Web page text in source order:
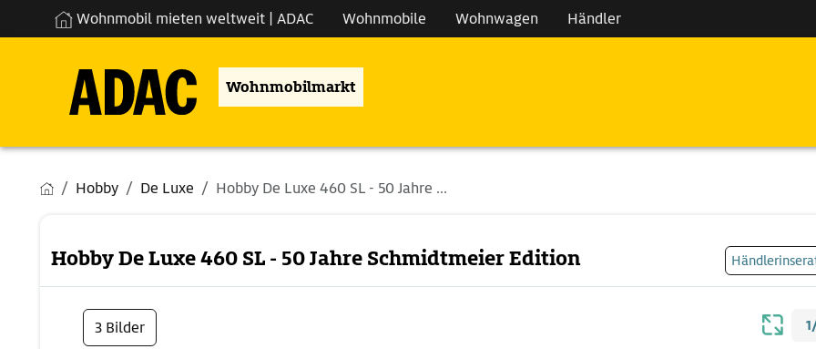
Wohnmobil mieten weltweit | ADAC Wohnmobile Wohnwagen Händler
Wohnmobilmarkt
Hobby De Luxe Hobby De Luxe 460 SL - 50 Jahre ...
Hobby De Luxe 460 SL - 50 Jahre Schmidtmeier Edition
3 Bilder